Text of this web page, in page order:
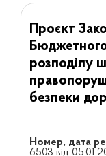
Проєкт
розподілу
безпеки
Номер, дата
6503 від